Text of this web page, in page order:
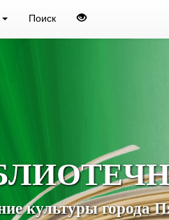
Поиск
культуры города